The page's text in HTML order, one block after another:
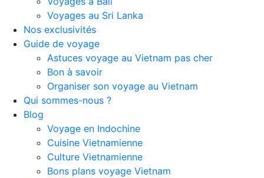
Voyages au Sri Lanka
Nos exclusivités
Guide de voyage
Astuces voyage au Vietnam pas cher
Bon à savoir
Organiser son voyage au Vietnam
Qui sommes-nous ?
Blog
Voyage en Indochine
Cuisine Vietnamienne
Culture Vietnamienne
Bons plans voyage Vietnam